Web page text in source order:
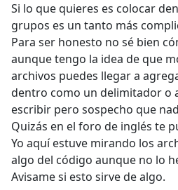
Si lo que quieres es colocar
grupos es un tanto más
Para ser honesto no sé bien
aunque tengo la idea de que
archivos puedes llegar a
dentro como un delimitador o
escribir pero sospecho que
Quizás en el foro de inglés te
Yo aquí estuve mirando los
algo del código aunque no lo
Avisame si esto sirve de algo.